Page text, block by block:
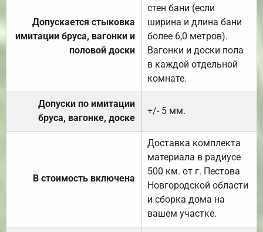
Допускается стыковка
имитации бруса, вагонки и
половой доски
стен бани (если
ширина и длина бани
более 6,0 метров).
Вагонки и доски пола
в каждой отдельной
комнате.
Допуски по имитации
бруса, вагонке, доске
+/- 5 мм.
В стоимость включена
Доставка комплекта
материала в радиусе
500 км. от г. Пестова
Новгородской области
и сборка дома на
вашем участке.